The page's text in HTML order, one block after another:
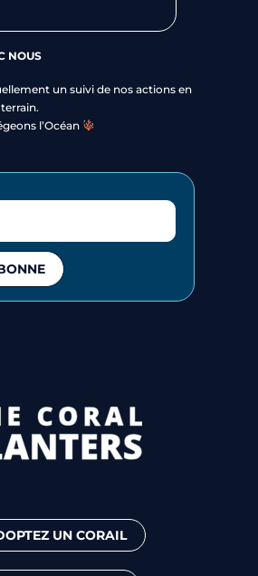
NOUS
un suivi de nos actions en
l’Océan
UN CORAIL